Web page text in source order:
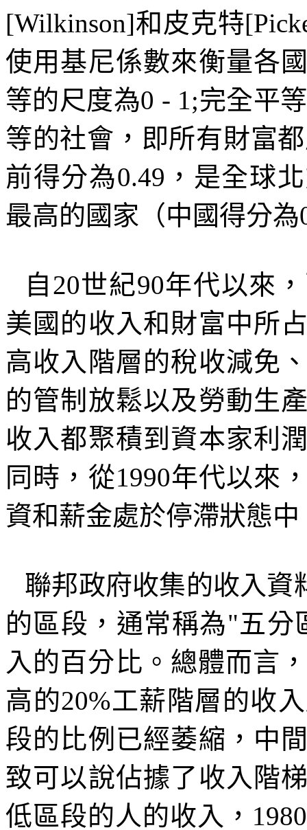
[Wilkinson]和皮克特
使用基尼係數來衡量各
等的尺度為0 - 1;完全平
等的社會，即所有財富
前得分為0.49 ，是全球
最高的國家（中國得分為
自20世紀90年代以來
美國的收入和財富中所
高收入階層的稅收減免
的管制放鬆以及勞動生
收入都聚積到資本家利
同時，從1990年代以來
資和薪金處於停滯狀態中
聯邦政府收集的收入資
的區段，通常稱為"五分
入的百分比。總體而言
高的20%工薪階層的收
段的比例已經萎縮，中
致可以說佔據了收入階
低區段的人的收入， 1980